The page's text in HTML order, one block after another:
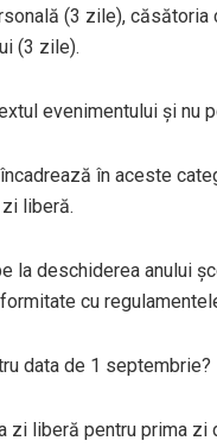
(3 zile),
(3 zile).
evenimentului și nu
în aceste
liberă.
la deschiderea anului
cu
data de 1 septembrie?
zi liberă pentru prima